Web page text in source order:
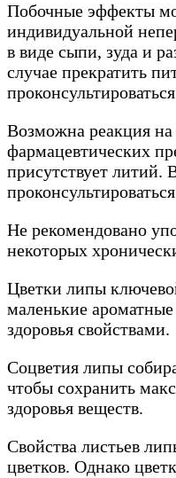
Побочные эффекты
индивидуальной
в виде сыпи, зуда и
случае прекратить
Возможна реакция
фармацевтических
присутствует литий.
Не рекомендовано
некоторых
Цветки липы
маленькие
здоровья свойствами.
Соцветия липы
чтобы сохранить
здоровья веществ.
Свойства листьев
цветков. Однако